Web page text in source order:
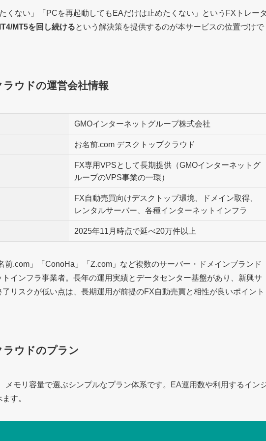
くない」「PCを再起動してもEAだけは止めたくない」というFXトレー
MT5を回し続けるという解決策を提供するのが本サービスの位置づけで
ウドの運営会社情報
GMOインターネットグループ株式会社
お名前.com デスクトップクラウド
FX専用VPSとして長期提供（GMOインターネットグ
ループのVPS事業の一環）
FX自動売買向けデスクトップ環境、ドメイン取得、
レンタルサーバー、各種インターネットインフラ
2025年11月時点で延べ20万件以上
前.com」「ConoHa」「Z.com」など複数のサーバー・ドメインブランド
インフラ事業者。長年の運用実績とデータセンター基盤があり、新興サ
リスクが低い点は、長期運用が前提のFX自動売買と相性が良いポイント
ウドのプラン
メモリ容量で選ぶシンプルなプラン体系です。EA運用数や利用するイン
す。